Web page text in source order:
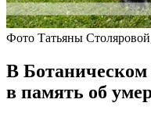
Фото Татьяны
В Ботаническом
в память об